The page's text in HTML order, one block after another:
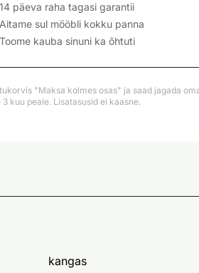
päeva raha tagasi garantii
sul mööbli kokku panna
kauba sinuni ka õhtuti
"Maksa kolmes osas" ja saad jagada
kuu peale. Lisatasusid ei kaasne.
kangas